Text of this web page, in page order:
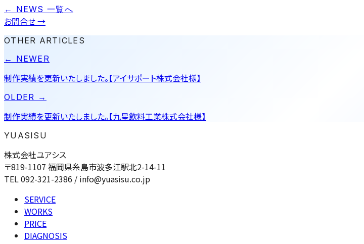
← NEWS 一覧へ
お問合せ→
OTHER ARTICLES
← NEWER
制作実績を更新いたしました。【アイサポート株式会社様】
OLDER →
制作実績を更新いたしました。【九星飲料工業株式会社様】
YUASISU
株式会社ユアシス
〒819-1107 福岡県糸島市波多江駅北2-14-11
TEL 092-321-2386 / info@yuasisu.co.jp
SERVICE
WORKS
PRICE
DIAGNOSIS